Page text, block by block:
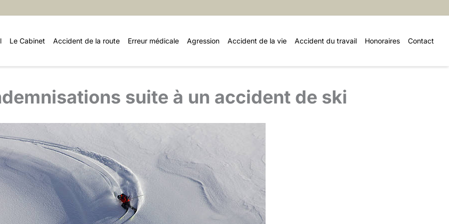
Le Cabinet Accident de la route Erreur médicale Agression Accident de la vie Accident du travail Honoraires Contact
suite à un accident de ski